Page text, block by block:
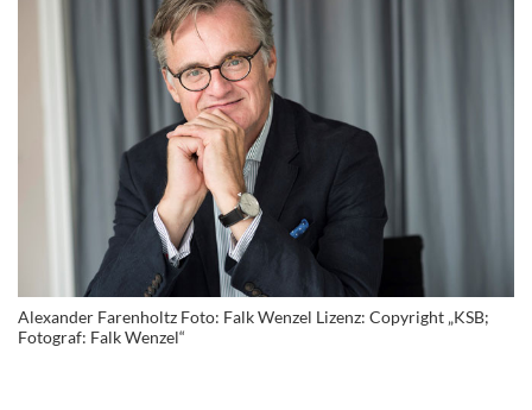
Alexander Farenholtz Foto: Falk Wenzel Lizenz: Copyright „KSB;
Fotograf: Falk Wenzel“